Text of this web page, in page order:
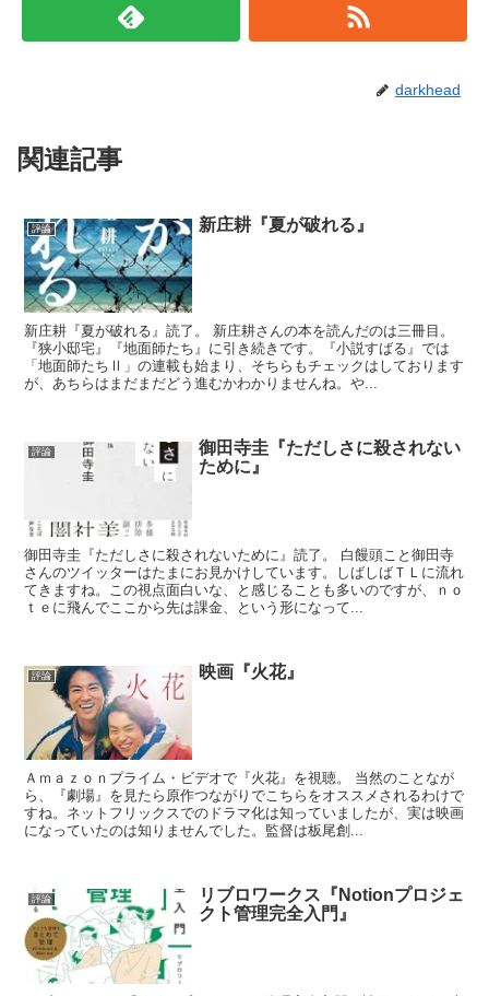
darkhead
関連記事
評論 新庄耕『夏が破れる』
新庄耕『夏が破れる』読了。 新庄耕さんの本を読んだのは三冊目。
『狭小邸宅』『地面師たち』に引き続きです。『小説すばる』では
「地面師たちⅡ」の連載も始まり、そちらもチェックはしております
が、あちらはまだまだどう進むかわかりませんね。や...
評論
御田寺圭『ただしさに殺されない
ために』
御田寺圭『ただしさに殺されないために』読了。 白饅頭こと御田寺
さんのツイッターはたまにお見かけしています。しばしばＴＬに流れ
てきますね。この視点面白いな、と感じることも多いのですが、ｎｏ
ｔｅに飛んでここから先は課金、という形になって...
評論 映画『火花』
Ａｍａｚｏｎプライム・ビデオで『火花』を視聴。 当然のことなが
ら、『劇場』を見たら原作つながりでこちらをオススメされるわけで
すね。ネットフリックスでのドラマ化は知っていましたが、実は映画
になっていたのは知りませんでした。監督は板尾創...
評論
リブロワークス『Notionプロジェ
クト管理完全入門』